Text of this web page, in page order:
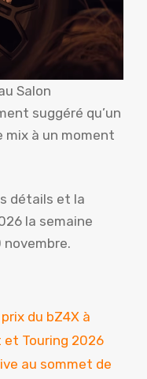
Salon
suggéré qu’un
mix à un moment
détails et la
la semaine
novembre.
du bZ4X à
et Touring 2026
au sommet de